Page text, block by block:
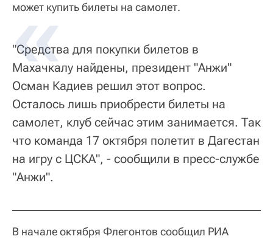
может купить билеты на самолет.
"Средства для покупки билетов в
Махачкалу найдены, президент "Анжи"
Осман Кадиев решил этот вопрос.
Осталось лишь приобрести билеты на
самолет, клуб сейчас этим занимается. Так
что команда 17 октября полетит в Дагестан
на игру с ЦСКА", - сообщили в пресс-службе
"Анжи".
В начале октября Флегонтов сообщил РИА